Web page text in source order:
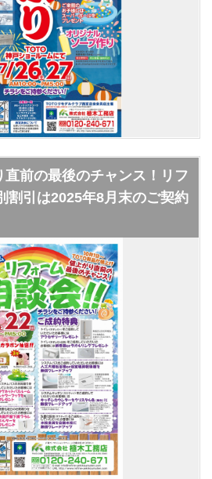
前の最後のチャンス！リフ
割引は2025年8月末のご契約